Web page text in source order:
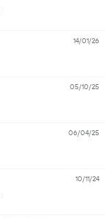
14/01/26
05/10/25
06/04/25
10/11/24